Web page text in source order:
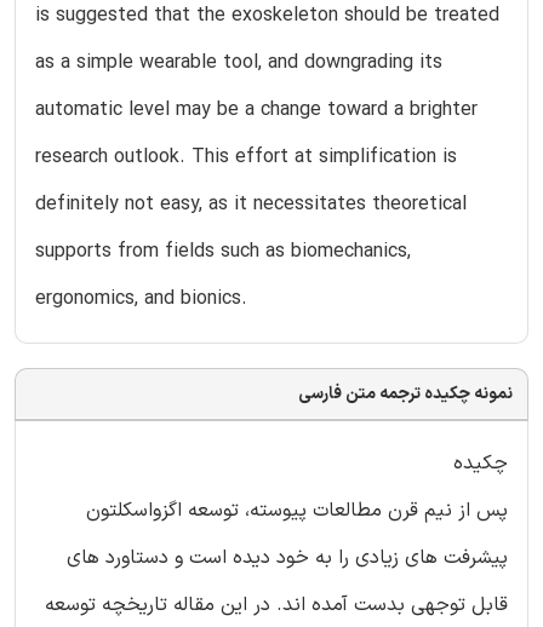
is suggested that the exoskeleton should be treated
as a simple wearable tool, and downgrading its
automatic level may be a change toward a brighter
research outlook. This effort at simplification is
definitely not easy, as it necessitates theoretical
supports from fields such as biomechanics,
ergonomics, and bionics.
نمونه چکیده ترجمه متن فارسی
چکیده
پس از نیم قرن مطالعات پیوسته، توسعه اگزواسکلتون
پیشرفت های زیادی را به خود دیده است و دستاورد های
قابل توجهی بدست آمده اند. در این مقاله تاریخچه توسعه